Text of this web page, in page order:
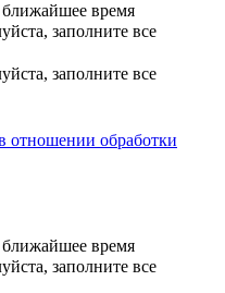
время
заполните все
заполните все
отношении обработки
время
заполните все